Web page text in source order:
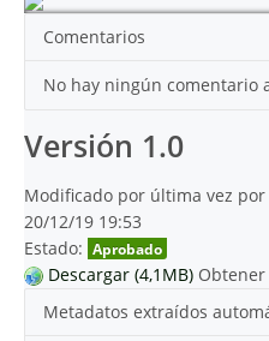
Comentarios
No hay ningún comentario
Versión 1.0
Modificado por última vez por
20/12/19 19:53
Estado: Aprobado
Descargar (4,1MB) Obtener
Metadatos extraídos